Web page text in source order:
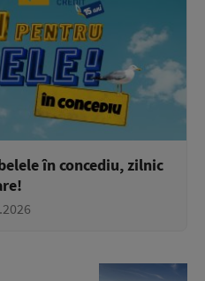
în concediu, zilnic